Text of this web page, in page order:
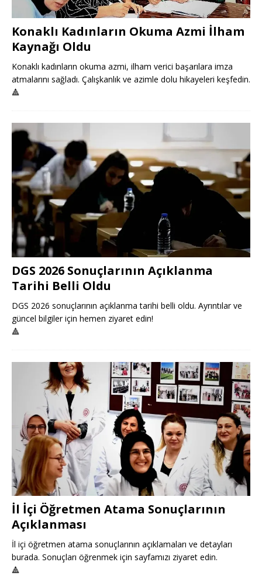
Konaklı Kadınların Okuma Azmi İlham
Kaynağı Oldu
Konaklı kadınların okuma azmi, ilham verici başarılara imza
atmalarını sağladı. Çalışkanlık ve azimle dolu hikayeleri keşfedin.
🔺
DGS 2026 Sonuçlarının Açıklanma
Tarihi Belli Oldu
DGS 2026 sonuçlarının açıklanma tarihi belli oldu. Ayrıntılar ve
güncel bilgiler için hemen ziyaret edin!
🔺
İl İçi Öğretmen Atama Sonuçlarının
Açıklanması
İl içi öğretmen atama sonuçlarının açıklamaları ve detayları
burada. Sonuçları öğrenmek için sayfamızı ziyaret edin.
🔺